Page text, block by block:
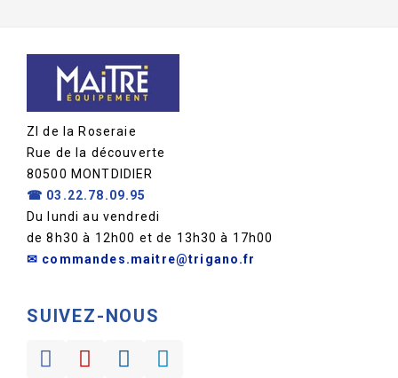
ZI de la Roseraie
Rue de la découverte
80500 MONTDIDIER
☎ 03.22.78.09.95
Du lundi au vendredi
de 8h30 à 12h00 et de 13h30 à 17h00
✉ commandes.maitre@trigano.fr
SUIVEZ-NOUS